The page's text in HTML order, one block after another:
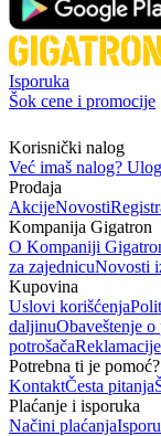
Isporuka
Šok cene i promocije
Korisnički nalog
Već imaš nalog?
Prodaja
AkcijeNovosti
Kompanija Gigatron
O Kompaniji
za zajednicuNovosti
Kupovina
Uslovi korišćenja
daljinuObaveštenje o
potrošačaReklamacije
Potrebna ti je pomoć?
KontaktČesta pitanja
Plaćanje i isporuka
Načini plaćanja